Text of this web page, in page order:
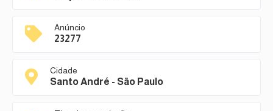
Anúncio
23277
Cidade
Santo André - São Paulo